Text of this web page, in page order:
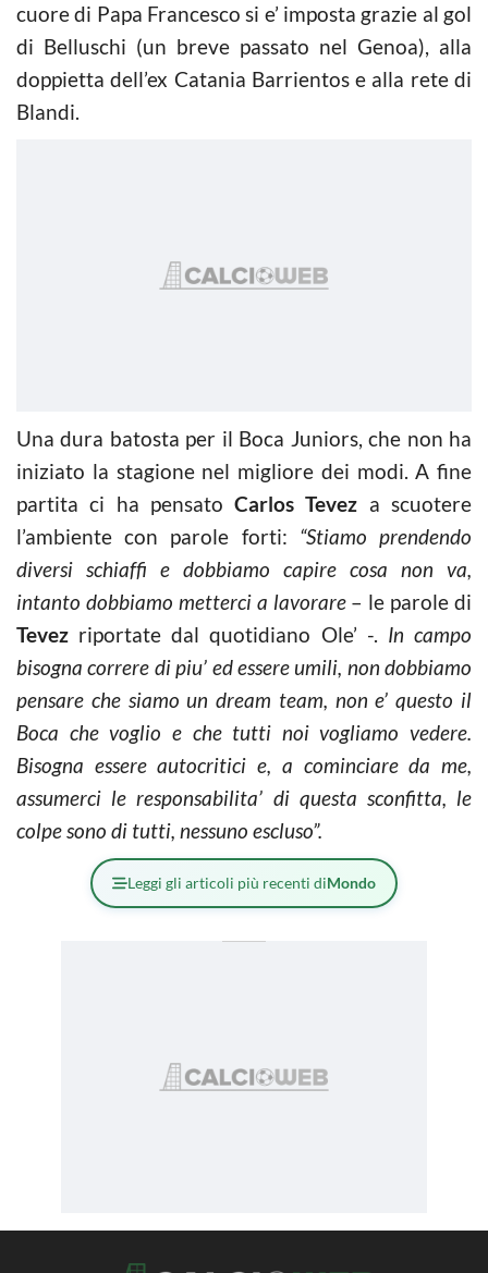
cuore di Papa Francesco si e’ imposta grazie al gol
di Belluschi (un breve passato nel Genoa), alla
doppietta dell’ex Catania Barrientos e alla rete di
Blandi.
Una dura batosta per il Boca Juniors, che non ha
iniziato la stagione nel migliore dei modi. A fine
partita ci ha pensatoCarlos Tevez a scuotere
l’ambiente con parole forti: “Stiamo prendendo
diversi schiaffi e dobbiamo capire cosa non va,
intanto dobbiamo metterci a lavorare– le parole di
Tevez riportate dal quotidiano Ole’ -. In campo
bisogna correre di piu’ ed essere umili, non dobbiamo
pensare che siamo un dream team, non e’ questo il
Boca che voglio e che tutti noi vogliamo vedere.
Bisogna essere autocritici e, a cominciare da me,
assumerci le responsabilita’ di questa sconfitta, le
colpe sono di tutti, nessuno escluso”.
Leggi gli articoli più recenti diMondo